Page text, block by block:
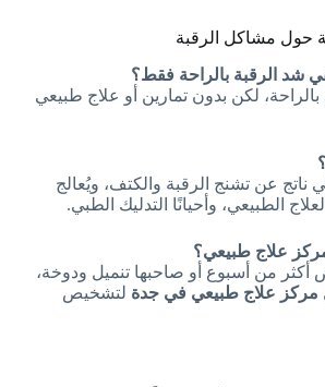
حول مشاكل الرقبة
لكن بدون تمارين أو علاج طبيعي
ناتج عن تشنج الرقبة والكتف، ويُعالج
الطبيعي، وأحيانًا التدليك الطبي.
أكثر من أسبوع أو صاحبها تنميل ودوخة،
مركز علاج طبيعي في جدة لتشخيص